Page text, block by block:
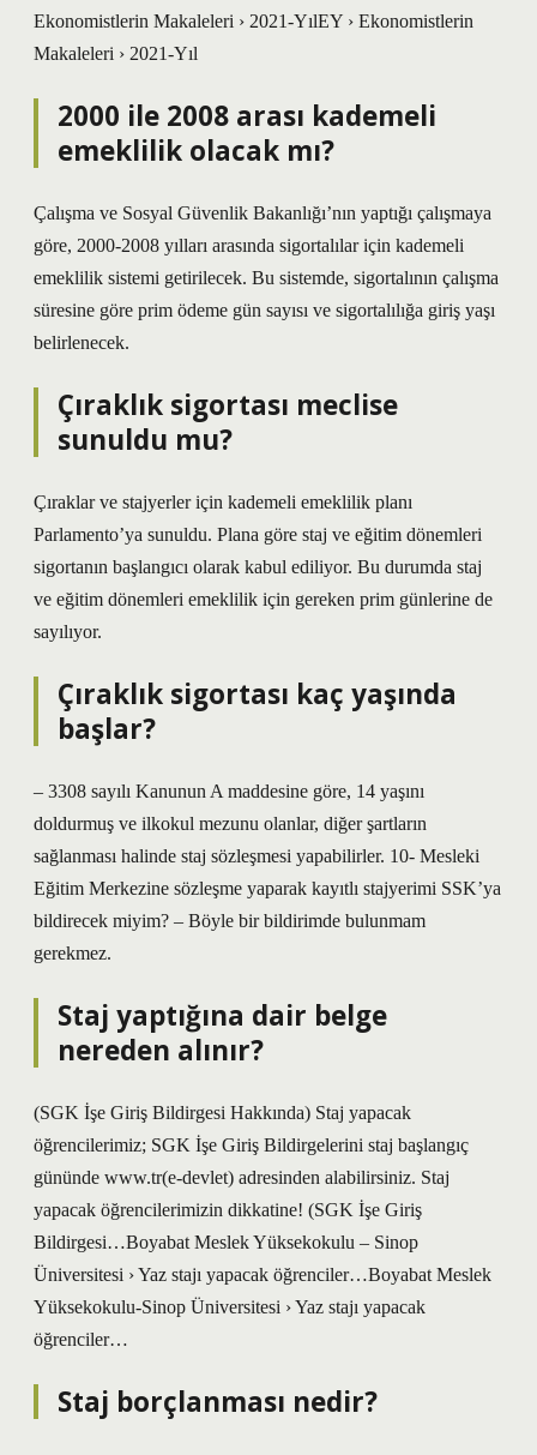
Ekonomistlerin Makaleleri › 2021-YılEY › Ekonomistlerin
Makaleleri › 2021-Yıl
2000 ile 2008 arası kademeli
emeklilik olacak mı?
Çalışma ve Sosyal Güvenlik Bakanlığı’nın yaptığı çalışmaya
göre, 2000-2008 yılları arasında sigortalılar için kademeli
emeklilik sistemi getirilecek. Bu sistemde, sigortalının çalışma
süresine göre prim ödeme gün sayısı ve sigortalılığa giriş yaşı
belirlenecek.
Çıraklık sigortası meclise
sunuldu mu?
Çıraklar ve stajyerler için kademeli emeklilik planı
Parlamento’ya sunuldu. Plana göre staj ve eğitim dönemleri
sigortanın başlangıcı olarak kabul ediliyor. Bu durumda staj
ve eğitim dönemleri emeklilik için gereken prim günlerine de
sayılıyor.
Çıraklık sigortası kaç yaşında
başlar?
– 3308 sayılı Kanunun A maddesine göre, 14 yaşını
doldurmuş ve ilkokul mezunu olanlar, diğer şartların
sağlanması halinde staj sözleşmesi yapabilirler. 10- Mesleki
Eğitim Merkezine sözleşme yaparak kayıtlı stajyerimi SSK’ya
bildirecek miyim? – Böyle bir bildirimde bulunmam
gerekmez.
Staj yaptığına dair belge
nereden alınır?
(SGK İşe Giriş Bildirgesi Hakkında) Staj yapacak
öğrencilerimiz; SGK İşe Giriş Bildirgelerini staj başlangıç ​​
gününde www.tr(e-devlet) adresinden alabilirsiniz. Staj
yapacak öğrencilerimizin dikkatine! (SGK İşe Giriş
Bildirgesi…Boyabat Meslek Yüksekokulu – Sinop
Üniversitesi › Yaz stajı yapacak öğrenciler…Boyabat Meslek
Yüksekokulu-Sinop Üniversitesi › Yaz stajı yapacak
öğrenciler…
Staj borçlanması nedir?